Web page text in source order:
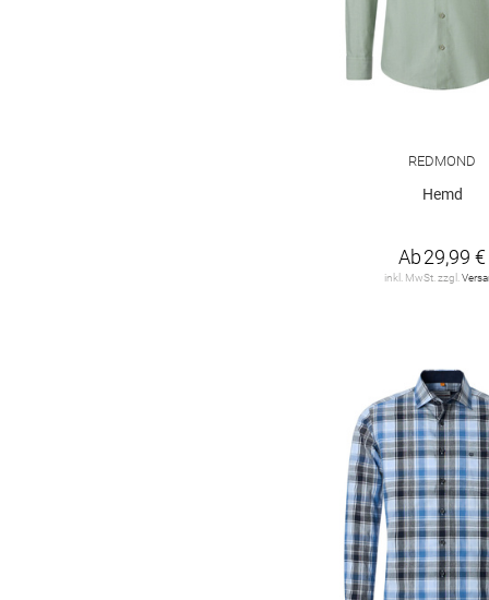
REDMOND
Hemd
Ab29,99 €
inkl. MwSt. zzgl.